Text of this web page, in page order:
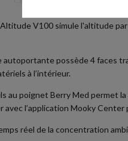
V100 simule l'altitude
possède 4 faces
à l’intérieur.
au poignet Berry Med permet
avec l’application Mooky
réel de la concentration